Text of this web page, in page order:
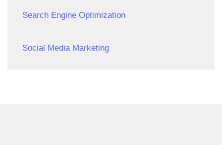
Search Engine Optimization
Social Media Marketing